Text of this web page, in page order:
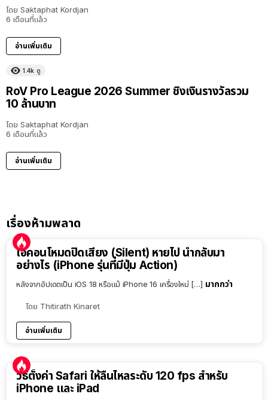
โดย Saktaphat Kordjan
6 เดือนที่แล้ว
อ่านเพิ่มเติม
1.4k ดู
RoV Pro League 2026 Summer ชิงเงินรางวัลรวม
10 ล้านบาท
โดย Saktaphat Kordjan
6 เดือนที่แล้ว
อ่านเพิ่มเติม
เรื่องห้ามพลาด
ไอคอนโหมดปิดเสียง (Silent) หายไป นำกลับมา
อย่างไร (iPhone รุ่นที่มีปุ่ม Action)
หลังจากอัปเดตเป็น iOS 18 หรือแม้ iPhone 16 เครื่องใหม่ […] มากกว่า
โดย Thitirath Kinaret
อ่านเพิ่มเติม
วิธีตั้งค่า Safari ให้ลื่นไหลระดับ 120 fps สำหรับ
iPhone และ iPad